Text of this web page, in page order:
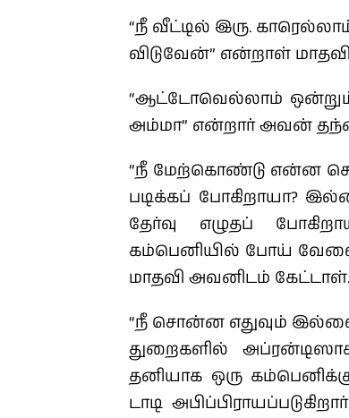
“நீ வீட்டில் இரு.
விடுவேன்” என்றாள்
“ஆட்டோவெல்லாம் ஒன்றும்
அம்மா” என்றார் அவன்
“நீ மேற்கொண்டு என்ன
படிக்கப் போகிறாயா?
தேர்வு எழுதப்
கம்பெனியில் போய் வேலை
மாதவி அவனிடம் கேட்டாள்.
“நீ சொன்ன எதுவும்
துறைகளில்
தனியாக ஒரு
டாடி